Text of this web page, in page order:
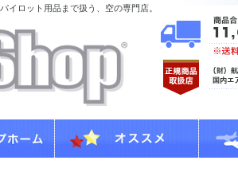
イロット用品まで扱う、空の専門店。